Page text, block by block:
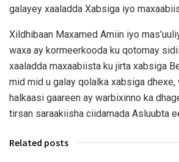
galayey xaaladda Xabsiga iyo
Xildhibaan Maxamed Amiin iyo
waxa ay kormeerkooda ku qotomay
xaaladda maxaabiista ku jirta xabsiga
mid mid u galay qolalka xabsiga dhexe,
halkaasi gaareen ay warbixinno ka
tirsan saraakiisha ciidamada Asluubta
Related posts